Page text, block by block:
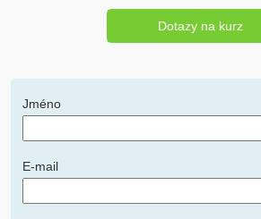
Dotazy na kurz
Jméno
E-mail